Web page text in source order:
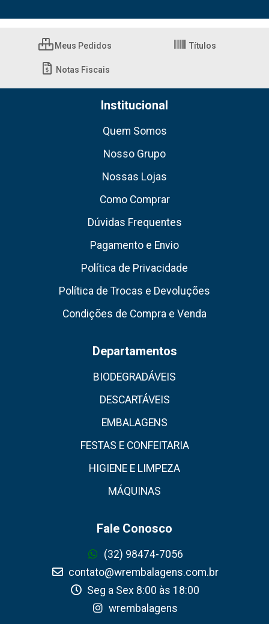
Meus Pedidos Títulos
Notas Fiscais
Institucional
Quem Somos
Nosso Grupo
Nossas Lojas
Como Comprar
Dúvidas Frequentes
Pagamento e Envio
Política de Privacidade
Política de Trocas e Devoluções
Condições de Compra e Venda
Departamentos
BIODEGRADÁVEIS
DESCARTÁVEIS
EMBALAGENS
FESTAS E CONFEITARIA
HIGIENE E LIMPEZA
MÁQUINAS
Fale Conosco
(32) 98474-7056
contato@wrembalagens.com.br
Seg a Sex 8:00 às 18:00
wrembalagens